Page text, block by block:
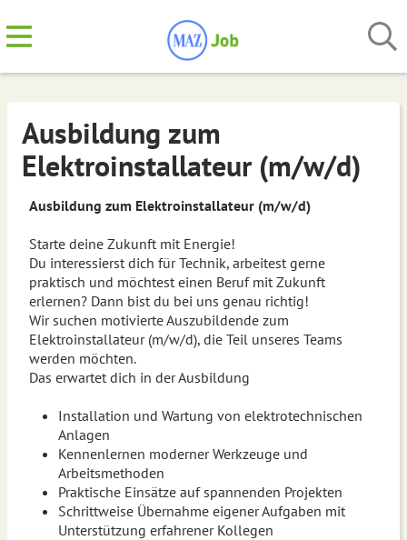
Ausbildung zum
Elektroinstallateur (m/w/d)
Ausbildung zum Elektroinstallateur (m/w/d)
Starte deine Zukunft mit Energie!
Du interessierst dich für Technik, arbeitest gerne
praktisch und möchtest einen Beruf mit Zukunft
erlernen? Dann bist du bei uns genau richtig!
Wir suchen motivierte Auszubildende zum
Elektroinstallateur (m/w/d), die Teil unseres Teams
werden möchten.
Das erwartet dich in der Ausbildung
Installation und Wartung von elektrotechnischen
Anlagen
Kennenlernen moderner Werkzeuge und
Arbeitsmethoden
Praktische Einsätze auf spannenden Projekten
Schrittweise Übernahme eigener Aufgaben mit
Unterstützung erfahrener Kollegen